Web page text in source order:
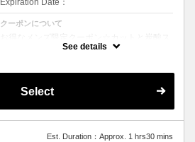
クーポンについて
See details
Select
Est. Duration：Approx. 1 hrs30 mins